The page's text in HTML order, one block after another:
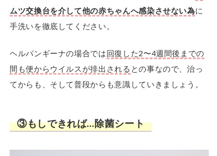
ムツ交換台を介して他の赤ちゃんへ感染させない為に
手洗いを徹底してください。
ヘルパンギーナの場合では回復した2〜4週間後までの
間も便からウイルスが排出される との事なので、治っ
てからも、そして普段からも意識していきましょう。
③もしできれば…除菌シート